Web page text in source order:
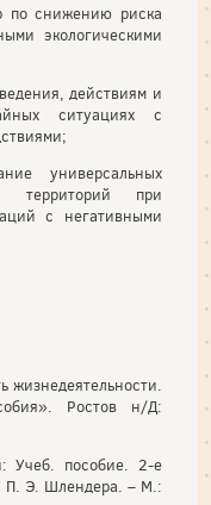
по снижению риска
экологическими
действиям и
ситуациях с
универсальных
территорий при
с негативными
жизнедеятельности.
Ростов н/Д:
Учеб. пособие. 2-е
П. Э. Шлендера. – М.: